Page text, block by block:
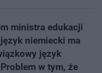
ministra edukacji
niemiecki ma
język
w tym, że